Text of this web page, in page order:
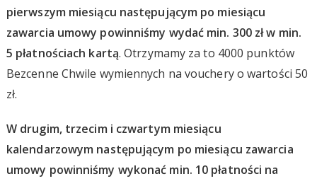
pierwszym miesiącu następującym po miesiącu
zawarcia umowy powinniśmy wydać min. 300 zł w min.
5 płatnościach kartą. Otrzymamy za to 4000 punktów
Bezcenne Chwile wymiennych na vouchery o wartości 50
zł.
W drugim, trzecim i czwartym miesiącu
kalendarzowym następującym po miesiącu zawarcia
umowy powinniśmy wykonać min. 10 płatności na